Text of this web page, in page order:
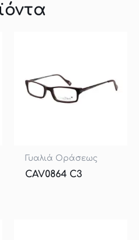
Γυαλιά Οράσεως
CAV0864 C3